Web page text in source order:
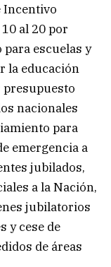
Incentivo
al 20 por
escuelas y
la educación
presupuesto
nacionales
para
emergencia a
jubilados,
a la Nación,
jubilatorios
y cese de
de áreas